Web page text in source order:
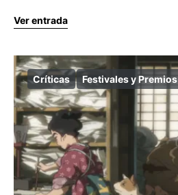
Ver entrada
Críticas Festivales y Premios